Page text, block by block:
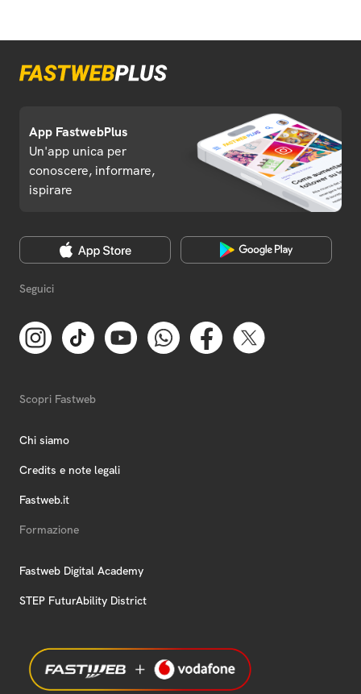
App FastwebPlus
Un'app unica per
conoscere, informare,
ispirare
Seguici
Scopri Fastweb
Chi siamo
Credits e note legali
Fastweb.it
Formazione
Fastweb Digital Academy
STEP FuturAbility District